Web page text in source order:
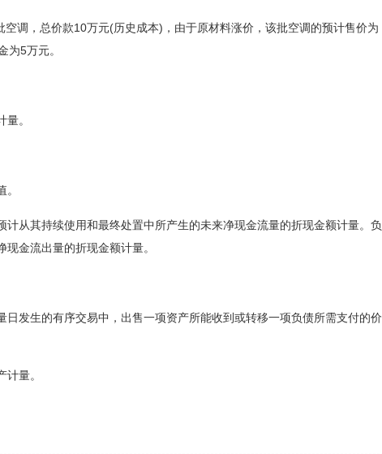
调，总价款10万元(历史成本)，由于原材料涨价，该批空调的预计售价为
为5万元。
量。
。
计从其持续使用和最终处置中所产生的未来净现金流量的折现金额计量。负
现金流出量的折现金额计量。
日发生的有序交易中，出售一项资产所能收到或转移一项负债所需支付的价
量。